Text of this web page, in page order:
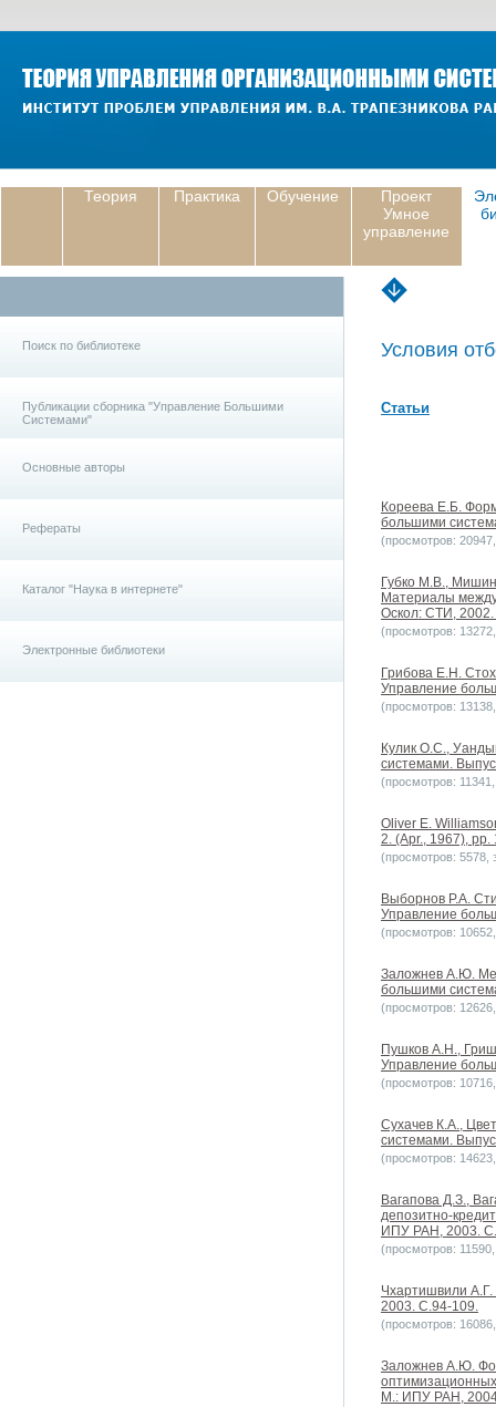
Теория Практика Обучение
Проект
Умное
управление
Поиск по библиотеке
Публикации сборника "Управление Большими
Системами"
Основные авторы
Рефераты
Каталог "Наука в интернете"
Электронные библиотеки
Условия
Статьи
Кореева Е.Б.
большими
(просмотров:
Губко М.В.,
Материалы
Оскол: СТИ,
(просмотров:
Грибова Е.Н.
Управление
(просмотров:
Кулик О.С.,
системами.
(просмотров:
Oliver E.
2. (Apr., 1967), pp.
(просмотров: 5578,
Выборнов Р.А.
Управление
(просмотров:
Заложнев А.Ю.
большими
(просмотров:
Пушков А.Н.,
Управление
(просмотров:
Сухачев К.А.,
системами.
(просмотров:
Вагапова Д.З.,
депозитно-
ИПУ РАН, 2003.
(просмотров:
Чхартишвили
2003. С.94-109.
(просмотров:
Заложнев А.Ю.
М.: ИПУ РАН,